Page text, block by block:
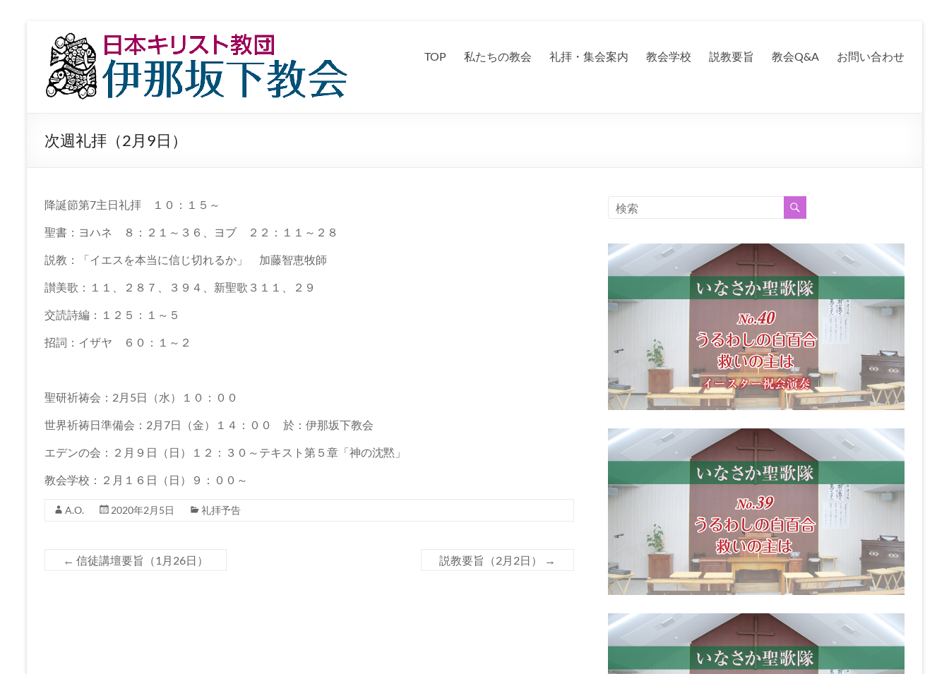
日
本
キ
リ
ス
教
団
伊
那
坂
下
会
イ
ス・
キ
TOP 私たちの教会 礼拝・集会案内 教会学校 説教要旨 教会Q&A お問い合わせ
次週礼拝（2月9日）
降誕節第7主日礼拝 １０：１５～
聖書：ヨハネ ８：２１～３６、ヨブ ２２：１１～２８
説教：「イエスを本当に信じ切れるか」 加藤智恵牧師
讃美歌：１１、２８７、３９４、新聖歌３１１、２９
交読詩編：１２５：１～５
招詞：イザヤ ６０：１～２
聖研祈祷会：2月5日（水）１０：００
世界祈祷日準備会：2月7日（金）１４：００ 於：伊那坂下教会
エデンの会：２月９日（日）１２：３０～テキスト第５章「神の沈黙」
教会学校：２月１６日（日）９：００～
A.O. 2020年2月5日 礼拝予告
← 信徒講壇要旨（1月26日） 説教要旨（2月2日） →